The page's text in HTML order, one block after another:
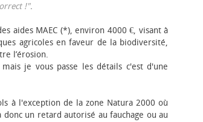
!".
aides MAEC (*), environ 4000 €, visant à
agricoles en faveur de la biodiversité,
l’érosion.
je vous passe les détails c'est d'une
à l'exception de la zone Natura 2000 où
un retard autorisé au fauchage ou au